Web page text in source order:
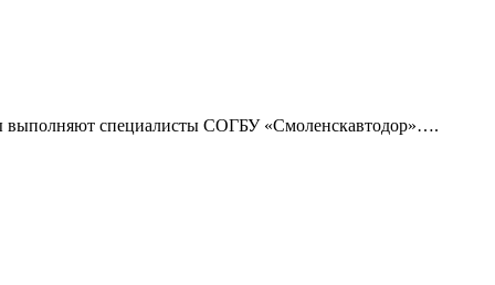
выполняют специалисты СОГБУ «Смоленскавтодор»….